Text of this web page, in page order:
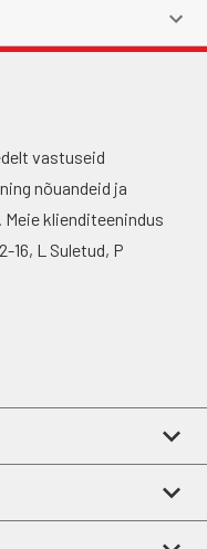
vastuseid
nõuandeid ja
klienditeenindus
16, L Suletud, P